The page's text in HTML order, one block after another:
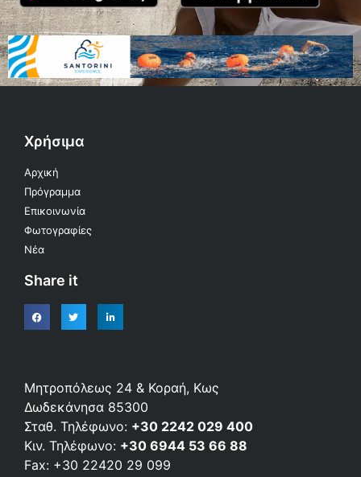
Χρήσιμα
Αρχική
Πρόγραμμα
Επικοινωνία
Φωτογραφίες
Νέα
Share it
Μητροπόλεως 24 & Κοραή, Κως
Δωδεκάνησα 85300
Σταθ. Τηλέφωνο: +30 2242 029 400
Κιν. Τηλέφωνο: +30 6944 53 66 88
Fax: +30 22420 29 099